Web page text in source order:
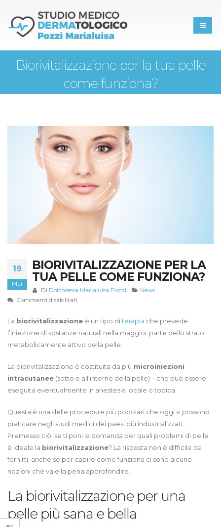
Biorivitalizzazione per la tua pelle
come funziona?
19
Mar
BIORIVITALIZZAZIONE PER LA
TUA PELLE COME FUNZIONA?
Di Dottoressa Marialuisa Pozzi
News
Commenti disabilitatisu
per
pelle
funziona?
La biorivitalizzazione è un tipo diterapia che prevede
l’iniezione di sostanze naturali nella maggior parte dello strato
metabolicamente attivo della pelle.
La biorivitalizzazione è costituita da più microiniezioni
intracutanee (sotto e all’interno della pelle) – che può essere
eseguita eventualmente in anestesia locale o topica
Questa è una delle procedure più popolari che oggi si possono
praticare negli studi medici dei paesi più industrializzati.
Premesso ciò, se ti poni la domanda per quali problemi di pelle
è ideale la biorivitalizzazione? La risposta non è difficile da
fornirti, anche se per capire come funziona ci sono alcune
nozioni che vale la pena approfondire.
La biorivitalizzazione per una
pelle più sana e bella